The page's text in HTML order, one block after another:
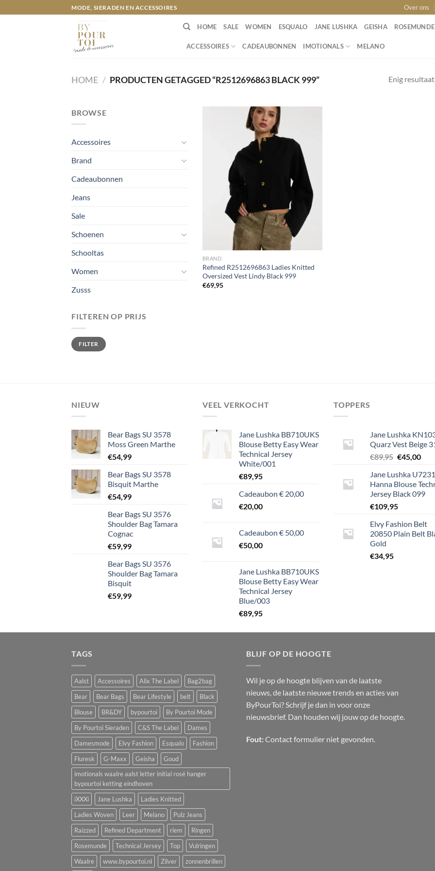
naar
MODE, SIERADEN EN ACCESSOIRES Over ons
HOME SALE WOMEN ESQUALO JANE LUSHKA GEISHA ROSEMUNDE
ACCESSOIRES CADEAUBONNEN IMOTIONALS MELANO
HOME / PRODUCTEN GETAGGED “R2512696863 BLACK 999” Enig resultaat
BROWSE
Accessoires
Brand
Cadeaubonnen
Jeans
Sale
Schoenen
Schooltas
Women
Zusss
FILTEREN OP PRIJS
Min.
prijs
Max.
prijsFILTER
Toevoegen
aan
wenslijst
BRAND
Refined R2512696863 Ladies Knitted
Oversized Vest Lindy Black 999
€69,95
NIEUW
Bear Bags SU 3578
Moss Green Marthe
€54,99
Bear Bags SU 3578
Bisquit Marthe
€54,99
Bear Bags SU 3576
Shoulder Bag Tamara
Cognac
€59,99
Bear Bags SU 3576
Shoulder Bag Tamara
Bisquit
€59,99
VEEL VERKOCHT
Jane Lushka BB710UKS
Blouse Betty Easy Wear
Technical Jersey
White/001
€89,95
Cadeaubon € 20,00
€20,00
Cadeaubon € 50,00
€50,00
Jane Lushka BB710UKS
Blouse Betty Easy Wear
Technical Jersey
Blue/003
€89,95
TOPPERS
Jane Lushka
Quarz Vest Beige
€89,95
was:
€89,95.
€45,00
is:
Jane Lushka
Hanna Blouse
Jersey Black 099
€109,95
Elvy Fashion Belt
20850 Plain Belt
Gold
€34,95
TAGS
Aalst Accessoires Alix The Label
Bag2bag
Bear
Bear Bags Bear Lifestyle belt
Black
Blouse
BR&DY bypourtoi
By Pourtoi Mode
By Pourtoi Sieraden
C&S The Label
Dames
Damesmode
Elvy Fashion Esqualo
Fashion
Fluresk
G-Maxx Geisha
Goud
imotionals waalre aalst letter initial rosé hanger
bypourtoi ketting eindhoven
iXXXi
Jane Lushka
Ladies Knitted
Ladies Woven
Leer Melano
Pulz Jeans
Raizzed
Refined Department riem
Ringen
Rosemunde
Technical Jersey Top
Vulringen
Waalre
www.bypourtoi.nl Zilver zonnenbrillen
BLIJF OP DE HOOGTE
Wil je op de hoogte blijven van de laatste
nieuws, de laatste nieuwe trends en acties van
ByPourToi? Schrijf je dan in voor onze
nieuwsbrief. Dan houden wij jouw op de hoogte.
Fout: Contact formulier niet gevonden.